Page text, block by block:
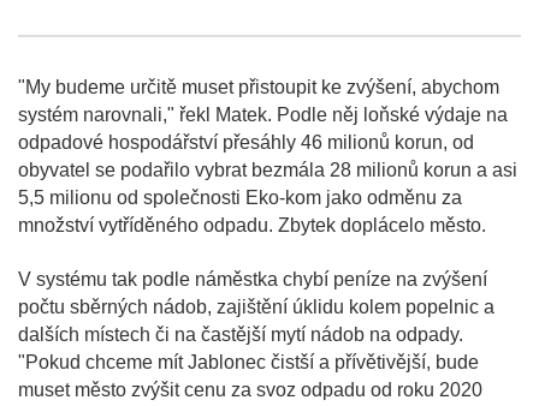
"My budeme určitě muset přistoupit ke zvýšení, abychom
systém narovnali," řekl Matek. Podle něj loňské výdaje na
odpadové hospodářství přesáhly 46 milionů korun, od
obyvatel se podařilo vybrat bezmála 28 milionů korun a asi
5,5 milionu od společnosti Eko-kom jako odměnu za
množství vytříděného odpadu. Zbytek doplácelo město.
V systému tak podle náměstka chybí peníze na zvýšení
počtu sběrných nádob, zajištění úklidu kolem popelnic a
dalších místech či na častější mytí nádob na odpady.
"Pokud chceme mít Jablonec čistší a přívětivější, bude
muset město zvýšit cenu za svoz odpadu od roku 2020